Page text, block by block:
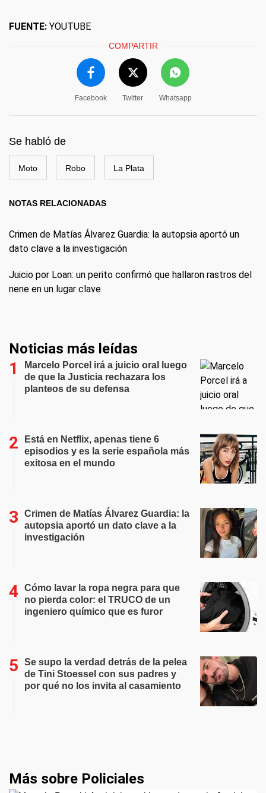
FUENTE: YOUTUBE
COMPARTIR
Facebook Twitter Whatsapp
Se habló de
Moto Robo La Plata
NOTAS RELACIONADAS
Crimen de Matías Álvarez Guardia: la autopsia aportó un
dato clave a la investigación
Juicio por Loan: un perito confirmó que hallaron rastros del
nene en un lugar clave
Noticias más leídas
Marcelo Porcel irá a juicio oral luego
de que la Justicia rechazara los
planteos de su defensa
Está en Netflix, apenas tiene 6
episodios y es la serie española más
exitosa en el mundo
Crimen de Matías Álvarez Guardia: la
autopsia aportó un dato clave a la
investigación
Cómo lavar la ropa negra para que
no pierda color: el TRUCO de un
ingeniero químico que es furor
Se supo la verdad detrás de la pelea
de Tini Stoessel con sus padres y
por qué no los invita al casamiento
Más sobre Policiales